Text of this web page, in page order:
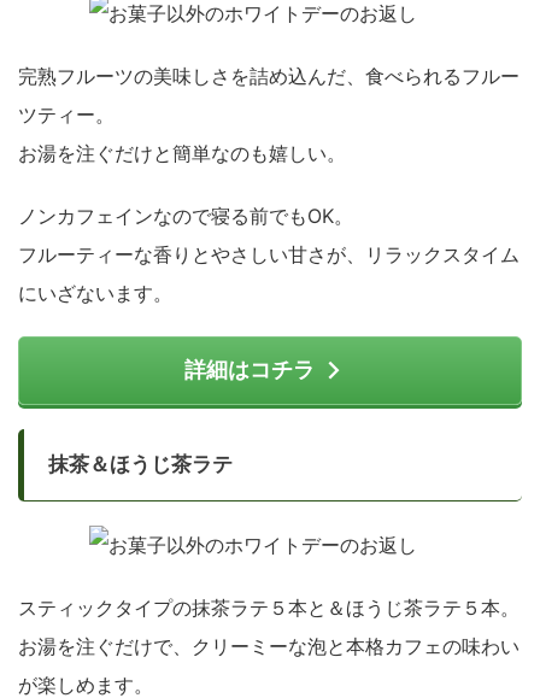
完熟フルーツの美味しさを詰め込んだ、食べられるフルー
ツティー。
お湯を注ぐだけと簡単なのも嬉しい。
ノンカフェインなので寝る前でもOK。
フルーティーな香りとやさしい甘さが、リラックスタイム
にいざないます。
詳細はコチラ
抹茶＆ほうじ茶ラテ
スティックタイプの抹茶ラテ５本と＆ほうじ茶ラテ５本。
お湯を注ぐだけで、クリーミーな泡と本格カフェの味わい
が楽しめます。